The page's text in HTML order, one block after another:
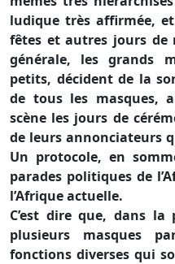
ludique très affirmée,
fêtes et autres jours de
générale, les grands
petits, décident de la
de tous les masques,
scène les jours de
de leurs annonciateurs
Un protocole, en
parades politiques de
l’Afrique actuelle.
C’est dire que, dans
plusieurs masques
fonctions diverses qui